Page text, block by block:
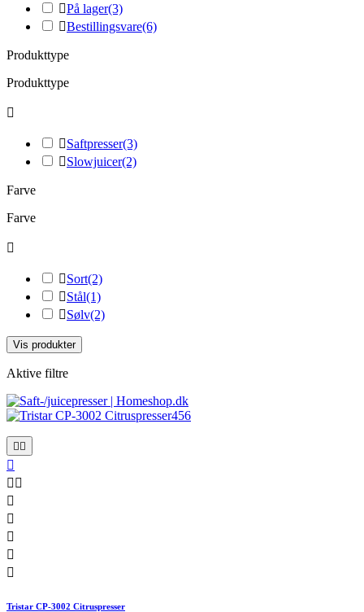
På lager(3)
Bestillingsvare(6)
Produkttype
Produkttype

Saftpresser(3)
Slowjuicer(2)
Farve
Farve

Sort(2)
Stål(1)
Sølv(2)
Vis produkter
Aktive filtre


 





Tristar CP-3002 Citruspresser